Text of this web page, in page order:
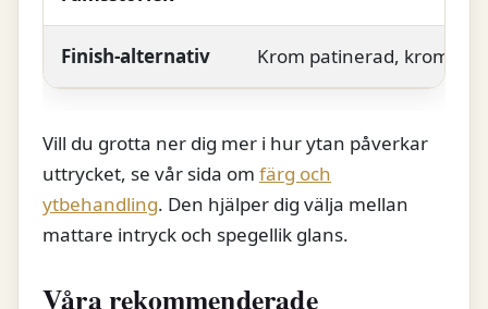
Finish-alternativ Krom patinerad, krom
Vill du grotta ner dig mer i hur ytan påverkar
uttrycket, se vår sida om färg och
ytbehandling. Den hjälper dig välja mellan
mattare intryck och spegellik glans.
Våra rekommenderade